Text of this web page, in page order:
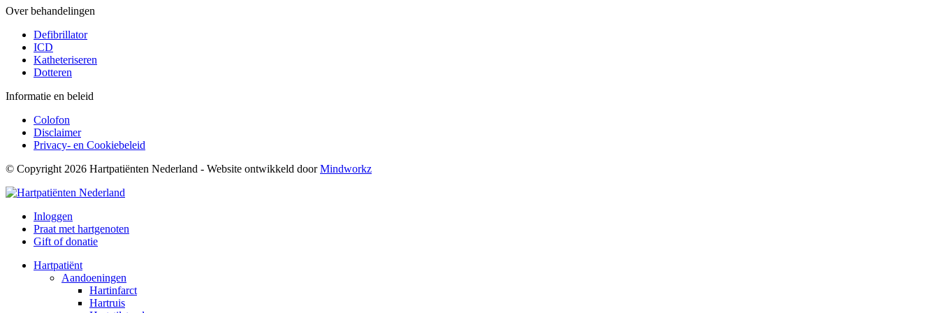
Over behandelingen
Defibrillator
ICD
Katheteriseren
Dotteren
Informatie en beleid
Colofon
Disclaimer
Privacy- en Cookiebeleid
© Copyright 2026 Hartpatiënten Nederland - Website ontwikkeld doorMindworkz
Inloggen
Praat met hartgenoten
Gift of donatie
Hartpatiënt
Aandoeningen
Hartinfarct
Hartruis